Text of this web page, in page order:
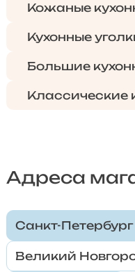
Кожаные
Кухонные
Большие
Классические
Адреса
Санкт-Петербург
Великий